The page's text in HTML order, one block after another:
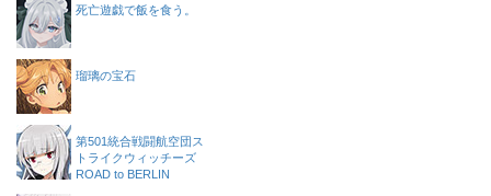
死亡遊戯で飯を食う。
瑠璃の宝石
第501統合戦闘航空団ス
トライクウィッチーズ
ROAD to BERLIN